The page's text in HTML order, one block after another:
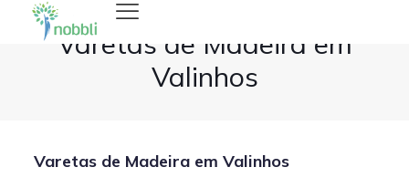
Varetas de Madeira em
Valinhos
Varetas de Madeira em Valinhos